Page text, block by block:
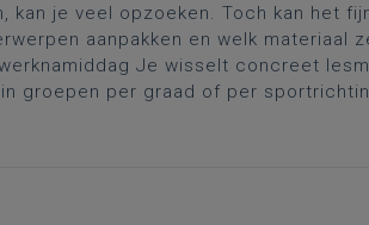
kan je veel opzoeken. Toch kan het
aanpakken en welk materiaal
Je wisselt concreet
groepen per graad of per